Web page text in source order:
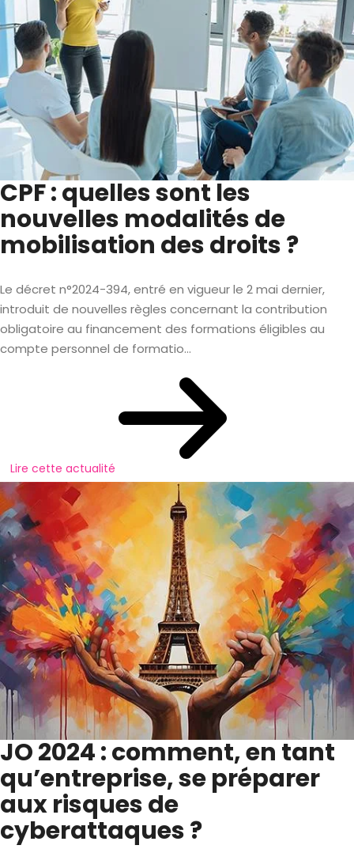
CPF : quelles sont les
nouvelles modalités de
mobilisation des droits ?
Le décret n°2024-394, entré en vigueur le 2 mai dernier,
introduit de nouvelles règles concernant la contribution
obligatoire au financement des formations éligibles au
compte personnel de formatio...
Lire cette actualité
JO 2024 : comment, en tant
qu’entreprise, se préparer
aux risques de
cyberattaques ?